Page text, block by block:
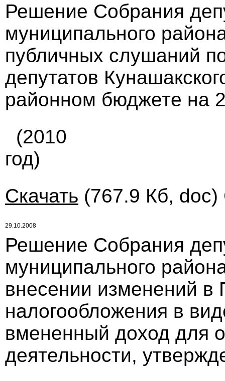
Решение Собрания
муниципального
публичных слушаний
депутатов
районном бюджете на
(2010
год)
Скачать (767.9 Кб, doc)
29.10.2008
Решение Собрания
муниципального
внесении изменений
налогообложения в
вмененный доход для
деятельности,